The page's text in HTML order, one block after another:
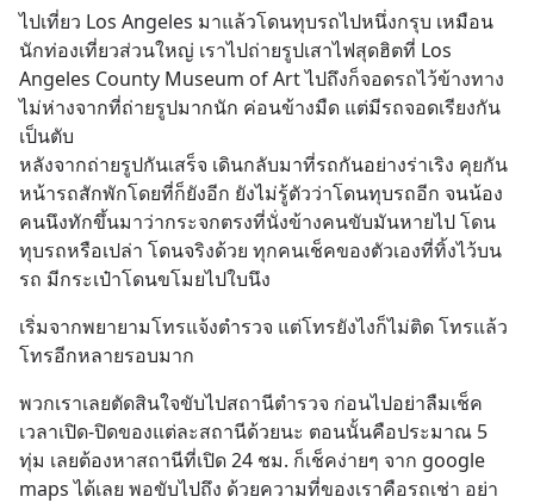
ไปเที่ยว Los Angeles มาแล้วโดนทุบรถไปหนึ่งกรุบ เหมือน
นักท่องเที่ยวส่วนใหญ่ เราไปถ่ายรูปเสาไฟสุดฮิตที่ Los
Angeles County Museum of Art ไปถึงก็จอดรถไว้ข้างทาง
ไม่ห่างจากที่ถ่ายรูปมากนัก ค่อนข้างมืด แต่มีรถจอดเรียงกัน
เป็นตับ
หลังจากถ่ายรูปกันเสร็จ เดินกลับมาที่รถกันอย่างร่าเริง คุยกัน
หน้ารถสักพักโดยที่ก็ยังอีก ยังไม่รู้ตัวว่าโดนทุบรถอีก จนน้อง
คนนึงทักขึ้นมาว่ากระจกตรงที่นั่งข้างคนขับมันหายไป โดน
ทุบรถหรือเปล่า โดนจริงด้วย ทุกคนเช็คของตัวเองที่ทิ้งไว้บน
รถ มีกระเป๋าโดนขโมยไปใบนึง
เริ่มจากพยายามโทรแจ้งตำรวจ แต่โทรยังไงก็ไม่ติด โทรแล้ว
โทรอีกหลายรอบมาก
พวกเราเลยตัดสินใจขับไปสถานีตำรวจ ก่อนไปอย่าลืมเช็ค
เวลาเปิด-ปิดของแต่ละสถานีด้วยนะ ตอนนั้นคือประมาณ 5
ทุ่ม เลยต้องหาสถานีที่เปิด 24 ชม. ก็เช็คง่ายๆ จาก google
maps ได้เลย พอขับไปถึง ด้วยความที่ของเราคือรถเช่า อย่า